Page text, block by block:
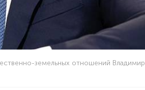
земельных отношений Владимир